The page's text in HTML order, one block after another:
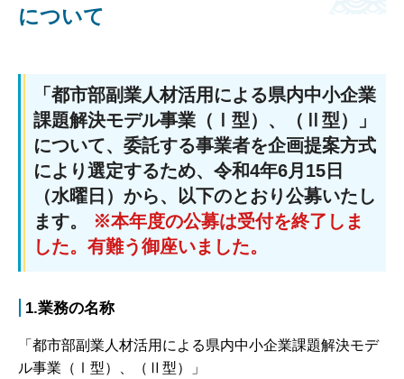
について
「都市部副業人材活用による県内中小企業
課題解決モデル事業（Ⅰ型）、（Ⅱ型）」
について、委託する事業者を企画提案方式
により選定するため、令和4年6月15日
（水曜日）から、以下のとおり公募いたし
ます。 ※本年度の公募は受付を終了しま
した。有難う御座いました。
1.業務の名称
「都市部副業人材活用による県内中小企業課題解決モデ
ル事業（Ⅰ型）、（Ⅱ型）」